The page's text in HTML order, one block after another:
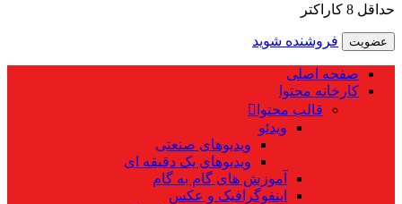
حداقل 8 کاراکتر
فروشنده شوید
صفحه اصلی
کارخانه محتوا
قالب محتوا
ویدئو
ویدیوهای صنعتی
ویدیوهای یک دقیقه ای
آموزش های گام به گام
اینفوگرافیک و عکس